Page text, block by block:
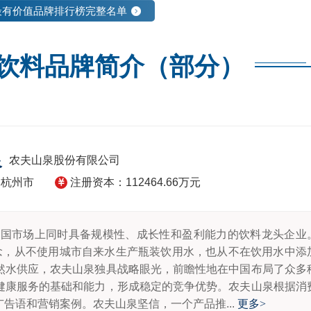
价值品牌排行榜完整名单
料品牌简介（部分）
农夫山泉股份有限公司
州市
注册资本：112464.66万元
市场上同时具备规模性、成长性和盈利能力的饮料龙头企业
从不使用城市自来水生产瓶装饮用水，也从不在饮用水中添
供应，农夫山泉独具战略眼光，前瞻性地在中国布局了众多
服务的基础和能力，形成稳定的竞争优势。农夫山泉根据消
语和营销案例。农夫山泉坚信，一个产品推... 更多>